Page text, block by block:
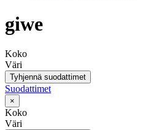
giwe
Koko
Väri
Tyhjennä suodattimet
Suodattimet
×
Koko
Väri